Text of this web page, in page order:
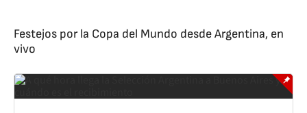
Festejos por la Copa del Mundo desde Argentina, en
vivo